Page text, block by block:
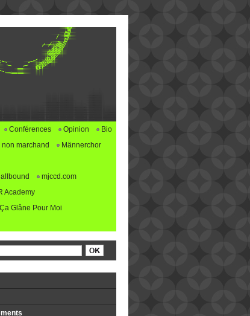
Conférences Opinion
Bio
marchand
Männerchor
mjccd.com
Academy
Ça Glâne Pour Moi